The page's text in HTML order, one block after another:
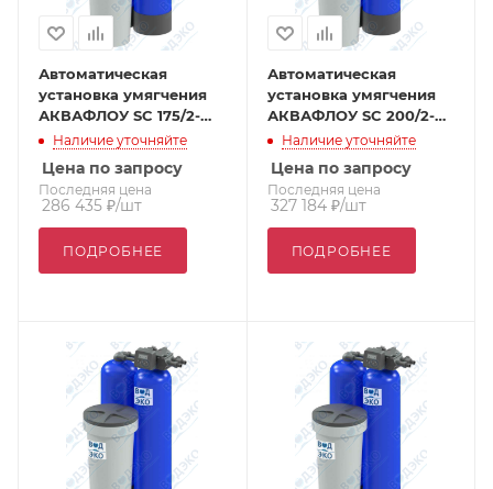
Автоматическая
установка умягчения
АКВАФЛОУ SC 175/2-
VTT1Наличие уточняйте
Цена по запросу
Последняя цена
286 435 ₽/шт
ПОДРОБНЕЕ
Автоматическая
установка умягчения
АКВАФЛОУ SC 200/2-
VTT1Наличие уточняйте
Цена по запросу
Последняя цена
327 184₽/шт
ПОДРОБНЕЕ